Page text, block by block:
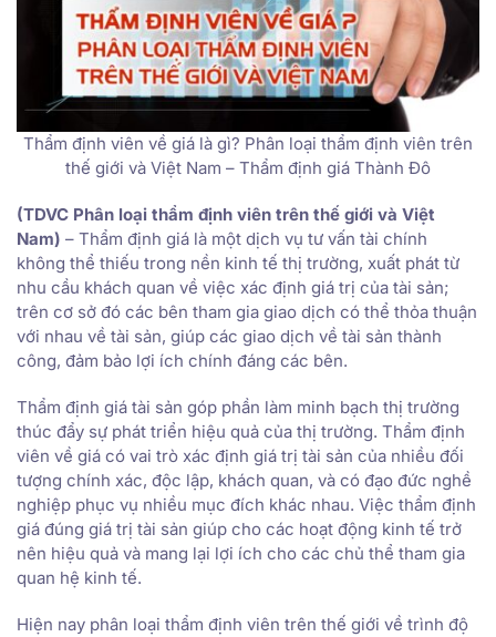
Thẩm định viên về giá là gì? Phân loại thẩm định viên trên
thế giới và Việt Nam – Thẩm định giá Thành Đô
(TDVC Phân loại thẩm định viên trên thế giới và Việt
Nam) – Thẩm định giá là một dịch vụ tư vấn tài chính
không thể thiếu trong nền kinh tế thị trường, xuất phát từ
nhu cầu khách quan về việc xác định giá trị của tài sản;
trên cơ sở đó các bên tham gia giao dịch có thể thỏa thuận
với nhau về tài sản, giúp các giao dịch về tài sản thành
công, đảm bảo lợi ích chính đáng các bên.
Thẩm định giá tài sản góp phần làm minh bạch thị trường
thúc đẩy sự phát triển hiệu quả của thị trường. Thẩm định
viên về giá có vai trò xác định giá trị tài sản của nhiều đối
tượng chính xác, độc lập, khách quan, và có đạo đức nghề
nghiệp phục vụ nhiều mục đích khác nhau. Việc thẩm định
giá đúng giá trị tài sản giúp cho các hoạt động kinh tế trở
nên hiệu quả và mang lại lợi ích cho các chủ thể tham gia
quan hệ kinh tế.
Hiện nay phân loại thẩm định viên trên thế giới về trình độ